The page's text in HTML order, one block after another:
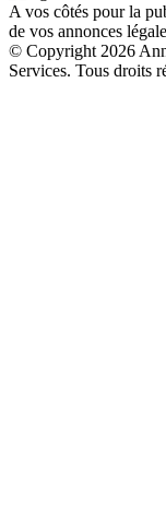
A vos côtés pour la
de vos annonces
© Copyright 2026
Services. Tous droits